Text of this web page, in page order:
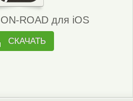
ROAD для iOS
СКАЧАТЬ